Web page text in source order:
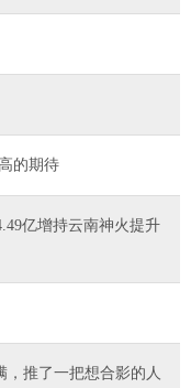
的期待
亿增持云南神火提升
，推了一把想合影的人